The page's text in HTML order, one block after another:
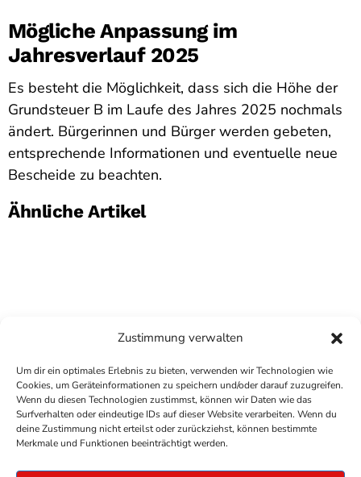
Zustimmung verwalten
Um dir ein optimales Erlebnis zu bieten, verwenden wir Technologien wie
Cookies, um Geräteinformationen zu speichern und/oder darauf zuzugreifen.
Wenn du diesen Technologien zustimmst, können wir Daten wie das
Surfverhalten oder eindeutige IDs auf dieser Website verarbeiten. Wenn du
deine Zustimmung nicht erteilst oder zurückziehst, können bestimmte
Merkmale und Funktionen beeinträchtigt werden.
Mögliche Anpassung im
Jahresverlauf 2025
Es besteht die Möglichkeit, dass sich die Höhe der
Grundsteuer B im Laufe des Jahres 2025 nochmals
ändert. Bürgerinnen und Bürger werden gebeten,
entsprechende Informationen und eventuelle neue
Bescheide zu beachten.
Ähnliche Artikel
COPYRIGHTANTENNE BAD KREUZNACH